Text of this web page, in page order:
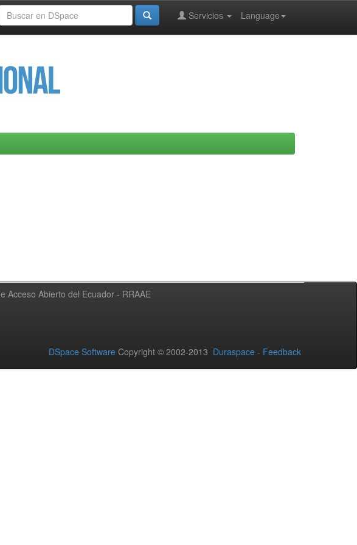
Language
Servicios
Acceso Abierto del Ecuador - RRAAE
DSpace Software Copyright © 2002-2013 Duraspace - Feedback